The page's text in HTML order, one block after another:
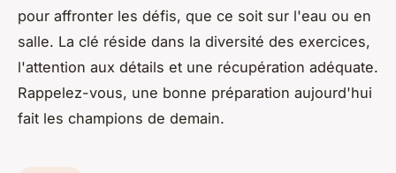
pour affronter les défis, que ce soit sur l'eau ou en
salle. La clé réside dans la diversité des exercices,
l'attention aux détails et une récupération adéquate.
Rappelez-vous, une bonne préparation aujourd'hui
fait les champions de demain.